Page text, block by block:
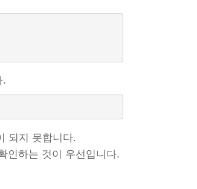
.
되지 못합니다.
인하는 것이 우선입니다.